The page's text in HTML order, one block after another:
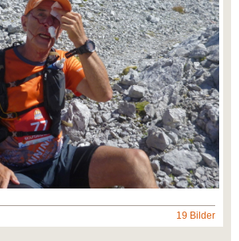
19 Bilder